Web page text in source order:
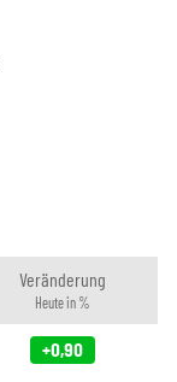
Veränderung
Heute in %
+0,90